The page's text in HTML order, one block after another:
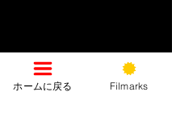
ホームに戻る Filmarks